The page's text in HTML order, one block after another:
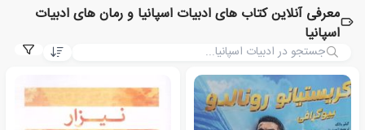
معرفی آنلاین کتاب های ادبیات اسپانیا و رمان های ادبیات
اسپانیا